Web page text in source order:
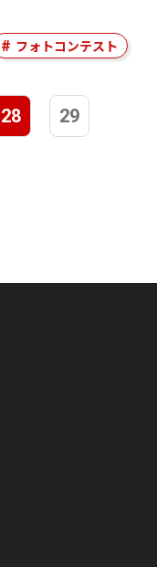
フォトコンテスト
28 29